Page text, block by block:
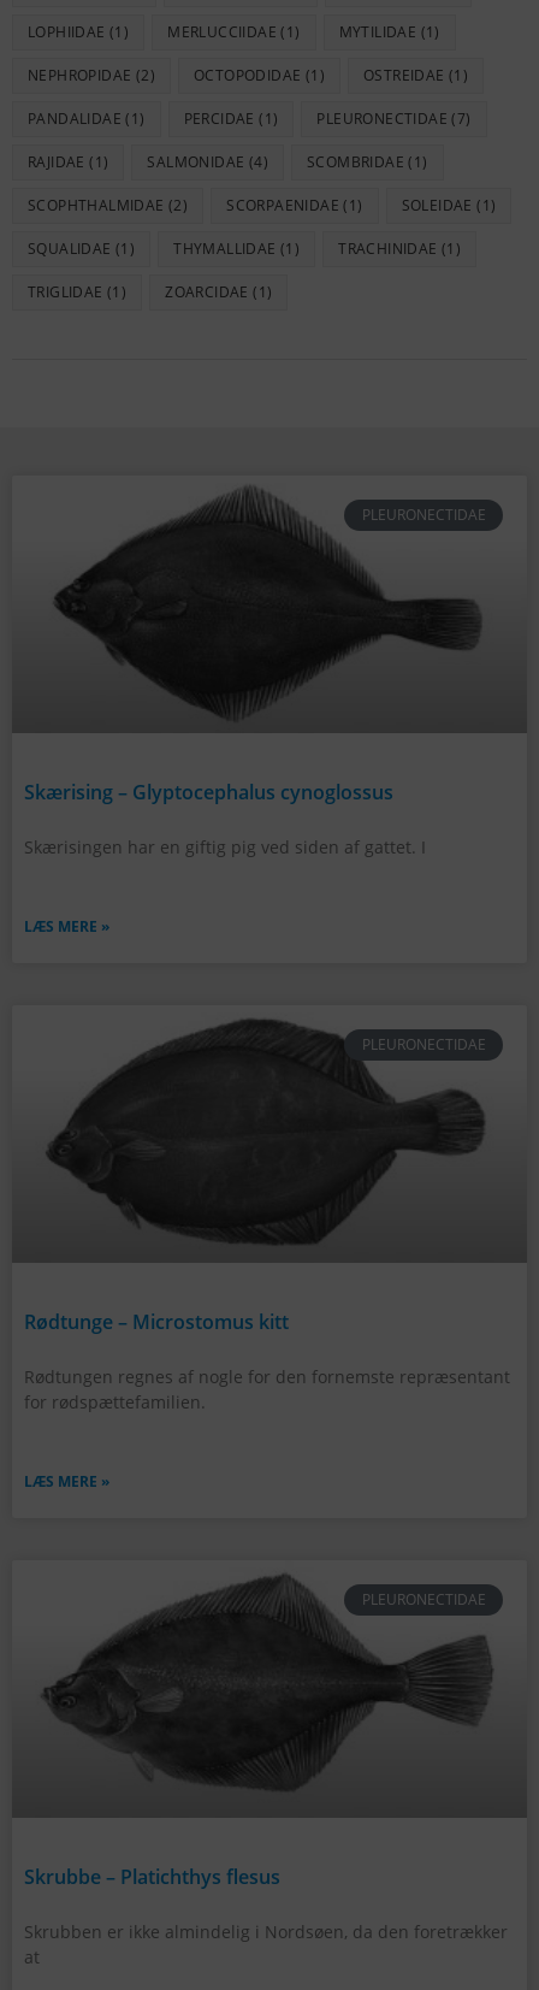
LOPHIIDAE (1) MERLUCCIIDAE (1) MYTILIDAE (1)
NEPHROPIDAE (2) OCTOPODIDAE (1) OSTREIDAE (1)
PANDALIDAE (1) PERCIDAE (1) PLEURONECTIDAE (7)
RAJIDAE (1) SALMONIDAE (4) SCOMBRIDAE (1)
SCOPHTHALMIDAE (2) SCORPAENIDAE (1) SOLEIDAE (1)
SQUALIDAE (1) THYMALLIDAE (1) TRACHINIDAE (1)
TRIGLIDAE (1) ZOARCIDAE (1)
PLEURONECTIDAE
Skærising – Glyptocephalus cynoglossus
Skærisingen har en giftig pig ved siden af gattet. I
LÆS MERE »
PLEURONECTIDAE
Rødtunge – Microstomus kitt
Rødtungen regnes af nogle for den fornemste repræsentant
for rødspættefamilien.
LÆS MERE »
PLEURONECTIDAE
Skrubbe – Platichthys flesus
Skrubben er ikke almindelig i Nordsøen, da den foretrækker
at